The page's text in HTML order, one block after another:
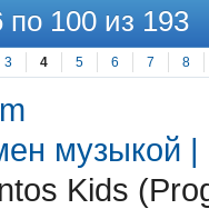
100 из 193
3 4 5 6 7 8
музыкой
Kids